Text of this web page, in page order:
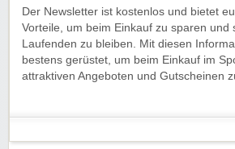
Der Newsletter ist kostenlos und bietet
Vorteile, um beim Einkauf zu sparen und
Laufenden zu bleiben. Mit diesen
bestens gerüstet, um beim Einkauf im
attraktiven Angeboten und Gutscheinen